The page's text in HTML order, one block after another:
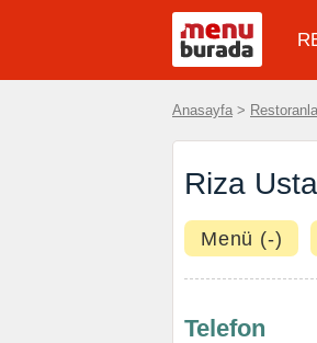
Anasayfa >
Riza
Menü (-)
Telefon